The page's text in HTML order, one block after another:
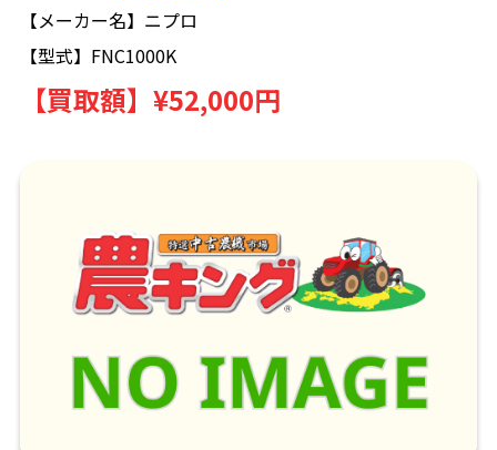
【メーカー名】 ニプロ
【型式】 FNC1000K
【買取額】 ¥52,000円